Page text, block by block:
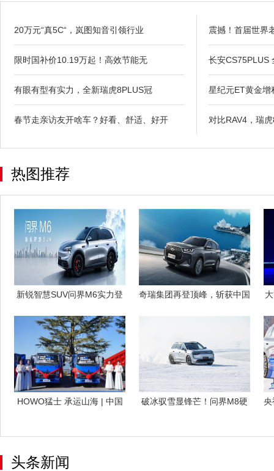
20万元“真5C“，岚图知音引领行业
限时国补价10.19万起！高效节能无
有眼有型有实力，全新瑞虎8PLUS冠
春节走亲访友开啥车？好看、舒适、好开
震撼！首届世界
长安CS75PLUS
星纪元ET黄金增
对比RAV4，瑞
热图推荐
新锐智慧SUV问界M6实力登
奇瑞集团再登顶峰，斩获中国
HOWO猛士 承运山海 | 中国
破冰驭雪显锋芒！问界M8硬
央
头条新闻